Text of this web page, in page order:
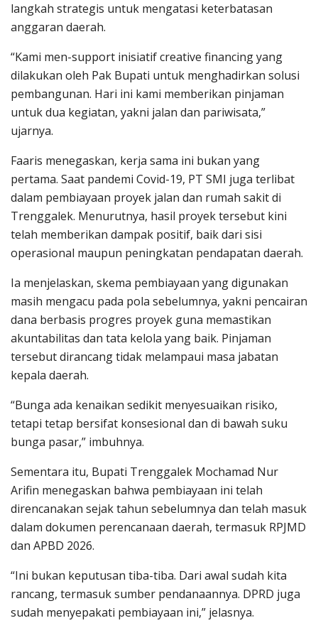
langkah strategis untuk mengatasi keterbatasan
anggaran daerah.
“Kami men-support inisiatif creative financing yang
dilakukan oleh Pak Bupati untuk menghadirkan solusi
pembangunan. Hari ini kami memberikan pinjaman
untuk dua kegiatan, yakni jalan dan pariwisata,”
ujarnya.
Faaris menegaskan, kerja sama ini bukan yang
pertama. Saat pandemi Covid-19, PT SMI juga terlibat
dalam pembiayaan proyek jalan dan rumah sakit di
Trenggalek. Menurutnya, hasil proyek tersebut kini
telah memberikan dampak positif, baik dari sisi
operasional maupun peningkatan pendapatan daerah.
Ia menjelaskan, skema pembiayaan yang digunakan
masih mengacu pada pola sebelumnya, yakni pencairan
dana berbasis progres proyek guna memastikan
akuntabilitas dan tata kelola yang baik. Pinjaman
tersebut dirancang tidak melampaui masa jabatan
kepala daerah.
“Bunga ada kenaikan sedikit menyesuaikan risiko,
tetapi tetap bersifat konsesional dan di bawah suku
bunga pasar,” imbuhnya.
Sementara itu, Bupati Trenggalek Mochamad Nur
Arifin menegaskan bahwa pembiayaan ini telah
direncanakan sejak tahun sebelumnya dan telah masuk
dalam dokumen perencanaan daerah, termasuk RPJMD
dan APBD 2026.
“Ini bukan keputusan tiba-tiba. Dari awal sudah kita
rancang, termasuk sumber pendanaannya. DPRD juga
sudah menyepakati pembiayaan ini,” jelasnya.